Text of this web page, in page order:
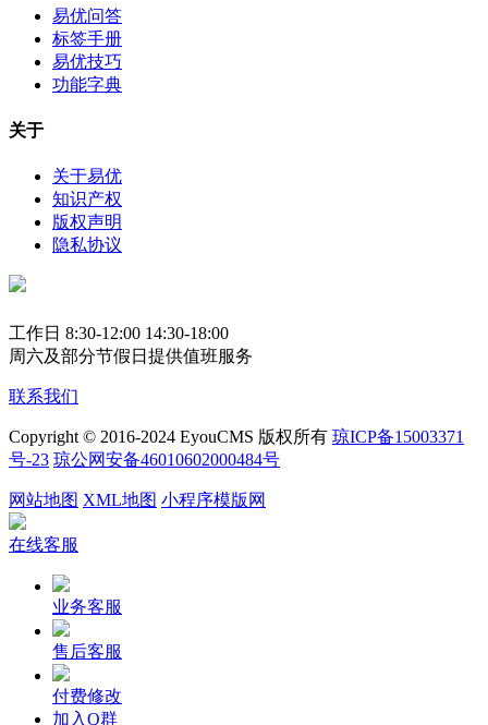
易优问答
标签手册
易优技巧
功能字典
关于
关于易优
知识产权
版权声明
隐私协议
工作日 8:30-12:00 14:30-18:00
周六及部分节假日提供值班服务
联系我们
Copyright © 2016-2024 EyouCMS 版权所有 琼ICP备15003371
号-23 琼公网安备46010602000484号
网站地图 XML地图 小程序模版网
在线客服
业务客服
售后客服
付费修改
加入Q群